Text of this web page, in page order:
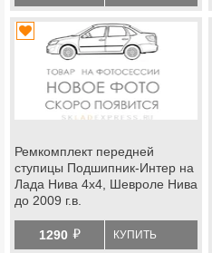
Ремкомплект передней
ступицы Подшипник-Интер на
Лада Нива 4х4, Шевроле Нива
до 2009 г.в.
1290 й КУПИТЬ